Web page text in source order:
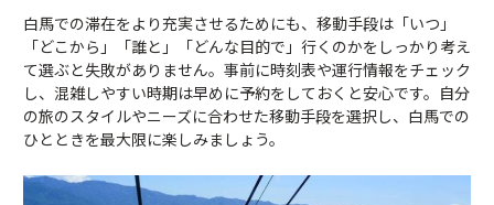
白馬での滞在をより充実させるためにも、移動手段は「いつ」
「どこから」「誰と」「どんな目的で」行くのかをしっかり考え
て選ぶと失敗がありません。事前に時刻表や運行情報をチェック
し、混雑しやすい時期は早めに予約をしておくと安心です。自分
の旅のスタイルやニーズに合わせた移動手段を選択し、白馬での
ひとときを最大限に楽しみましょう。